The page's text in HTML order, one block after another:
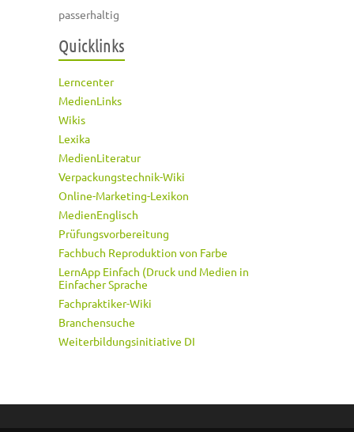
passerhaltig
Quicklinks
Lerncenter
MedienLinks
Wikis
Lexika
MedienLiteratur
Verpackungstechnik-Wiki
Online-Marketing-Lexikon
MedienEnglisch
Prüfungsvorbereitung
Fachbuch Reproduktion von Farbe
LernApp Einfach (Druck und Medien in
Einfacher Sprache
Fachpraktiker-Wiki
Branchensuche
Weiterbildungsinitiative DI